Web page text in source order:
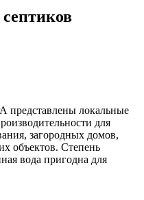
локальные
для
загородных домов,
объектов. Степень
вода пригодна для